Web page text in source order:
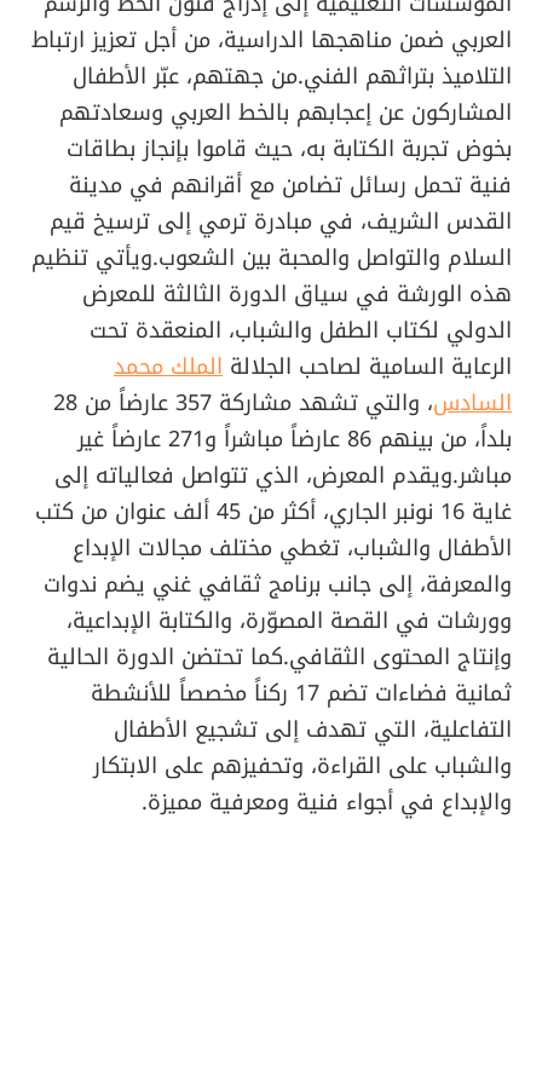
العربي ضمن مناهجها الدراسية، من أجل تعزيز ارتباط
التلاميذ بتراثهم الفني.من جهتهم، عبّر الأطفال
المشاركون عن إعجابهم بالخط العربي وسعادتهم
بخوض تجربة الكتابة به، حيث قاموا بإنجاز بطاقات
فنية تحمل رسائل تضامن مع أقرانهم في مدينة
القدس الشريف، في مبادرة ترمي إلى ترسيخ قيم
السلام والتواصل والمحبة بين الشعوب.ويأتي تنظيم
هذه الورشة في سياق الدورة الثالثة للمعرض
الدولي لكتاب الطفل والشباب، المنعقدة تحت
الرعاية السامية لصاحب الجلالة الملك محمد
السادس
، والتي تشهد مشاركة 357 عارضاً من 28
بلداً، من بينهم 86 عارضاً مباشراً و271 عارضاً غير
مباشر.ويقدم المعرض، الذي تتواصل فعالياته إلى
غاية 16 نونبر الجاري، أكثر من 45 ألف عنوان من كتب
الأطفال والشباب، تغطي مختلف مجالات الإبداع
والمعرفة، إلى جانب برنامج ثقافي غني يضم ندوات
وورشات في القصة المصوّرة، والكتابة الإبداعية،
وإنتاج المحتوى الثقافي.كما تحتضن الدورة الحالية
ثمانية فضاءات تضم 17 ركناً مخصصاً للأنشطة
التفاعلية، التي تهدف إلى تشجيع الأطفال
والشباب على القراءة، وتحفيزهم على الابتكار
والإبداع في أجواء فنية ومعرفية مميزة.